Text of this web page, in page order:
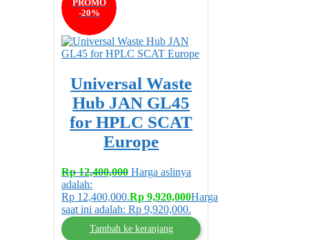
PROMO
-20%
Universal Waste
Hub JAN GL45
for HPLC SCAT
Europe
Rp12,400,000 Harga aslinya
adalah:
Rp 12,400,000.Rp 9,920,000Harga
saat ini adalah: Rp 9,920,000.
Tambah ke keranjang